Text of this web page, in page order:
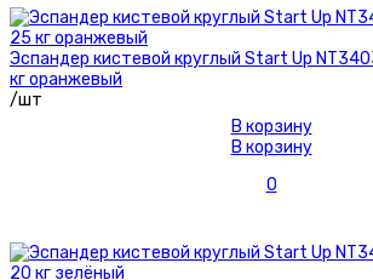
Эспандер кистевой круглый Start Up
кг оранжевый
/шт
В корзину
В корзину
0